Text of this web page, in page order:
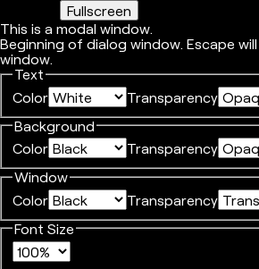
Fullscreen
This is a modal window.
Beginning of dialog window. Escape
window.
Text
Color
Transparency
Background
Color
Transparency
Window
Color
Transparency
Font Size